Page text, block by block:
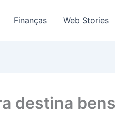
Finanças Web Stories
destina